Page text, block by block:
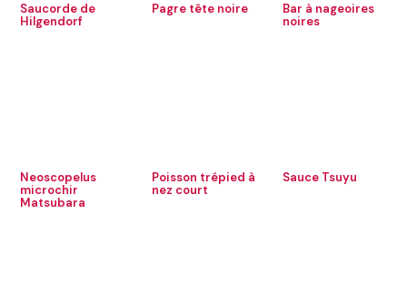
Saucorde de
Hilgendorf
Pagre tête noire
Bar à nageoires
noires
Neoscopelus
microchir
Matsubara
Poisson trépied à
nez court
Sauce Tsuyu